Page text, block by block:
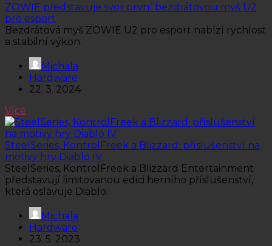
ZOWIE představuje svoji první bezdrátovou myš U2
pro esport
Bezdrátová myš ZOWIE U2 pro esport nabízí rychlost
a stabilní výkon.
Michala
Hardware
22. 3. 2024
Více
SteelSeries, KontrolFreek a Blizzard: příslušenství na
motivy hry Diablo IV
SteelSeries, KontrolFreek a Blizzard Entertainment
představují limitovanou edici herního příslušenství,
která oslavuje Diablo.
Michala
Hardware
23. 5. 2023